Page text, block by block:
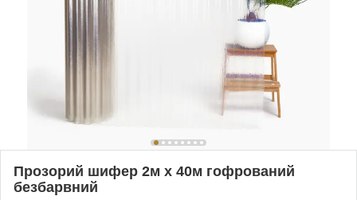
Прозорий шифер 2м х 40м гофрований
безбарвний